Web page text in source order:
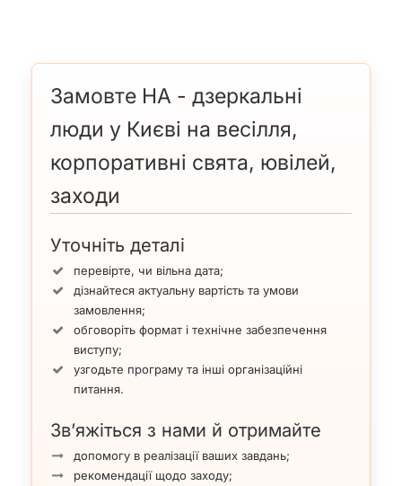
Замовте HA - дзеркальні
люди у Києві на весілля,
корпоративні свята, ювілей,
заходи
Уточніть деталі
перевірте, чи вільна дата;
дізнайтеся актуальну вартість та умови
замовлення;
обговоріть формат і технічне забезпечення
виступу;
узгодьте програму та інші організаційні
питання.
Зв’яжіться з нами й отримайте
допомогу в реалізації ваших завдань;
рекомендації щодо заходу;